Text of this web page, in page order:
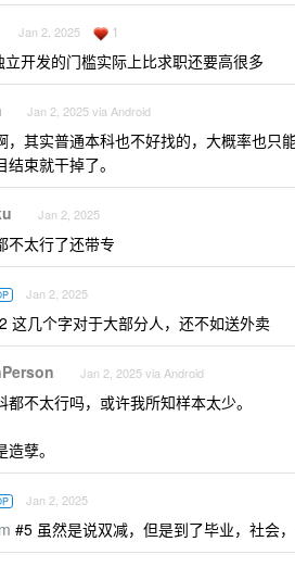
Jan 2, 2025 1
立开发的门槛实际上比求职还要高很多
Jan 2, 2025 via Android
，其实普通本科也不好找的，大概率也只
束就干掉了。
Jan 2, 2025
不太行了还带专
Jan 2, 2025
这几个字对于大部分人，还不如送外卖
Jan 2, 2025 via Android
都不太行吗，或许我所知样本太少。
孽。
Jan 2, 2025
#5 虽然是说双减，但是到了毕业，社会